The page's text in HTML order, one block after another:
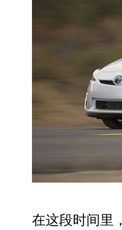
在这段时间里，